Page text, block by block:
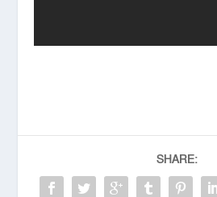
SHARE: